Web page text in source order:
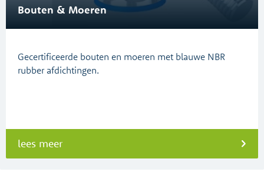
Bouten & Moeren
Gecertificeerde bouten en moeren met blauwe NBR
rubber afdichtingen.
lees meer